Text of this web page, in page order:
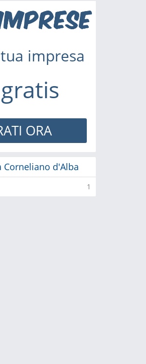
impresa
ORA
Corneliano d'Alba
1